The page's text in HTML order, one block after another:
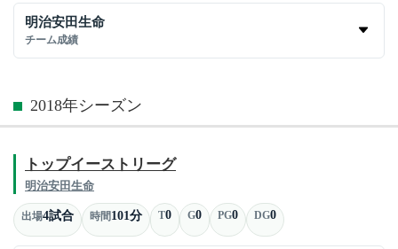
明治安田生命
チーム成績
2018年シーズン
トップイーストリーグ
明治安田生命
出場4試合 時間101分 T0 G0 PG0 DG0